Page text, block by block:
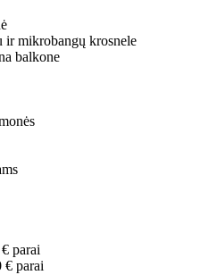
ir mikrobangų krosnele
balkone
parai
€ parai